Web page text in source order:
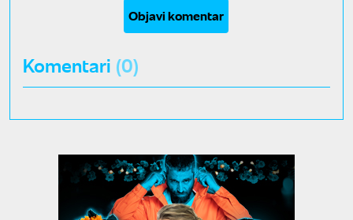
Objavi komentar
Komentari (0)